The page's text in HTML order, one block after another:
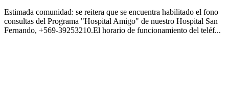
Estimada comunidad: se reitera que se encuentra habilitado el fono
consultas del Programa "Hospital Amigo" de nuestro Hospital San
Fernando, +569-39253210.El horario de funcionamiento del teléf...